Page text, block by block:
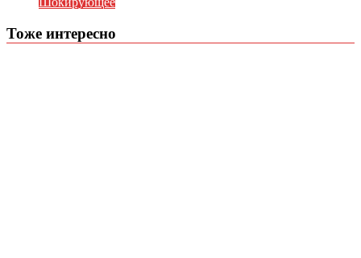
Тоже интересно